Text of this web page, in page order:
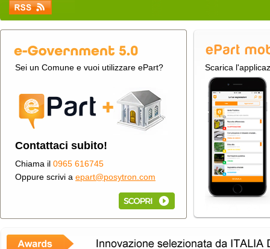
Sei un Comune e vuoi utilizzare ePart?
Contattaci subito!
Chiama il 0965 616745
Oppure scrivi a epart@posytron.com
Scarica